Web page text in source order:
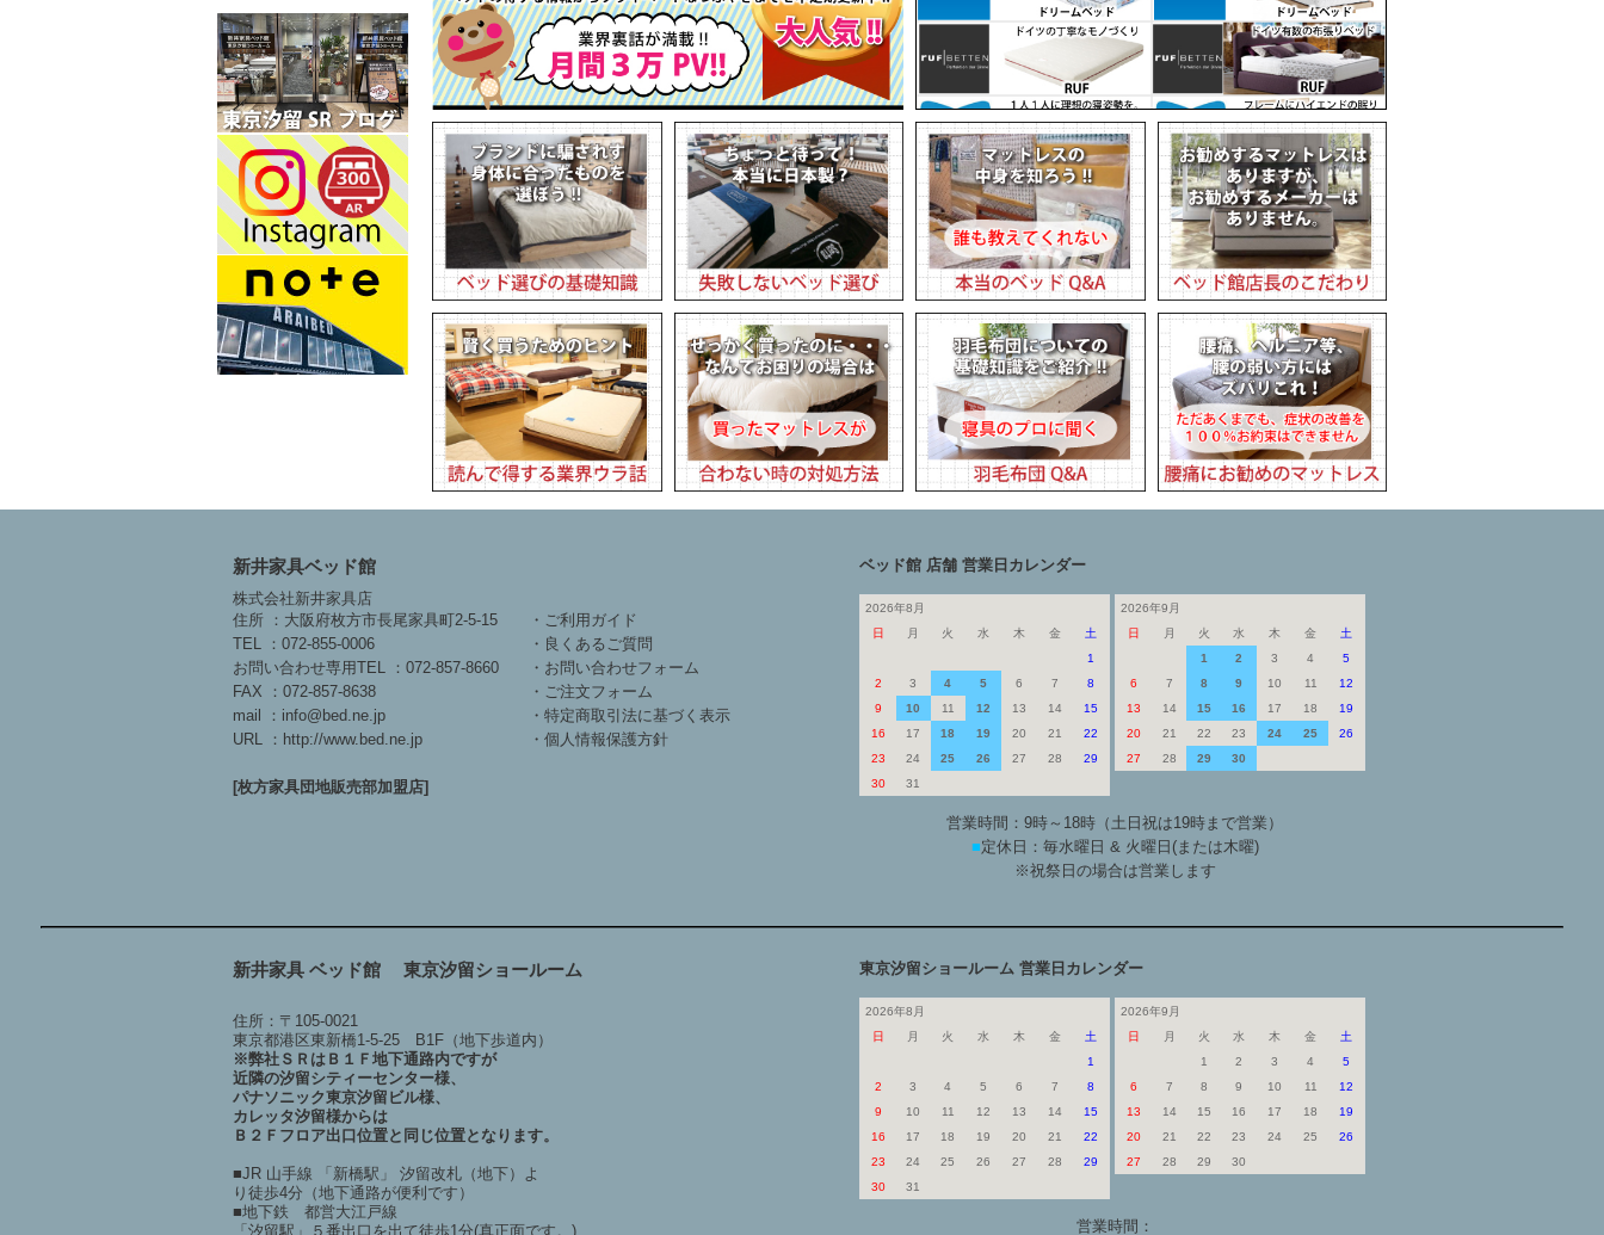
新井家具ベッド館
株式会社新井家具店
住所 ：大阪府枚方市長尾家具町2-5-15
TEL ：072-855-0006
お問い合わせ専用TEL ：072-857-8660
FAX ：072-857-8638
mail ：info@bed.ne.jp
URL ：http://www.bed.ne.jp
[枚方家具団地販売部加盟店]
・ご利用ガイド
・良くあるご質問
・お問い合わせフォーム
・ご注文フォーム
・特定商取引法に基づく表示
・個人情報保護方針
ベッド館 店舗 営業日カレンダー
2026年8月
日
月 火 水 木 金
土
1
2
3 4 5 6 7
8
9
10 11 12 13 14
15
16
17 18 19 20 21
22
23
24 25 26 27 28
29
30
31
2026年9月
日
月 火 水 木 金
土
1
2 3 4
5
6
7 8 9 10 11
12
13
14 15 16 17 18
19
20
21 22 23 24 25
26
27
28 29 30
営業時間：9時～18時（土日祝は19時まで営業）
■定休日：毎水曜日 & 火曜日(または木曜)
※祝祭日の場合は営業します
新井家具 ベッド館 東京汐留ショールーム
住所：〒105-0021
東京都港区東新橋1-5-25 B1F（地下歩道内）
※弊社ＳＲはＢ１Ｆ地下通路内ですが
近隣の汐留シティーセンター様、
パナソニック東京汐留ビル様、
カレッタ汐留様からは
Ｂ２Ｆフロア出口位置と同じ位置となります。
■JR 山手線 「新橋駅」 汐留改札（地下）よ
り徒歩4分（地下通路が便利です）
■地下鉄 都営大江戸線
「汐留駅」５番出口を出て徒歩1分(真正面です。)
東京汐留ショールーム 営業日カレンダー
2026年8月
日
月 火 水 木 金
土
1
2
3 4 5 6 7
8
9
10 11 12 13 14
15
16
17 18 19 20 21
22
23
24 25 26 27 28
29
30
31
2026年9月
日
月 火 水 木 金
土
1
2 3 4
5
6
7 8 9 10 11
12
13
14 15 16 17 18
19
20
21 22 23 24 25
26
27
28 29 30
営業時間：